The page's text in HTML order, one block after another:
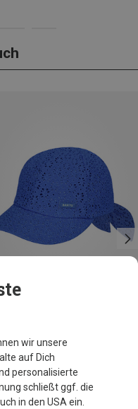
wir unsere
auf Dich
personalisierte
schließt ggf. die
in den USA ein.